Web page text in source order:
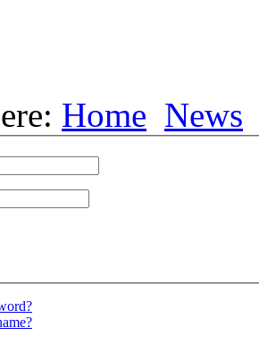
Home News